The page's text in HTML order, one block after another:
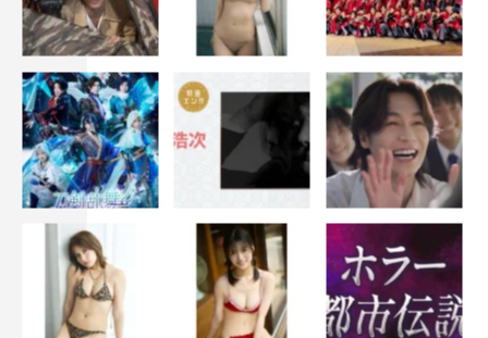
2020・2021年公演以来の出演となる上田は「20年ぐらい
前に光一君に“おまえは『SHOCK』に出るな！”と言われ
たとき（笑）、まさか最後の11月の公演をやらせていただ
くことになるとは夢にも思いませんでした。“閉め”という
ことでこれまで以上にしっかりとライバル役を追求して、
見に来てくださるお客様に“素晴らしい公演だったな”と思
っていただけるようにしっかり努めていきたいと思いま
す」と意気込んだ。
質疑応答であらためて『SHOCK』の閉幕を決意した理由
を聞かれ、堂本は「2～3年前から自分の中で考えていまし